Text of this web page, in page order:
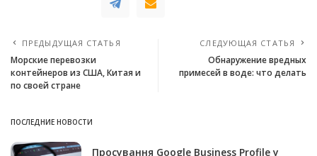
ПРЕДЫДУЩАЯ СТАТЬЯ
Морские перевозки
контейнеров из США, Китая и
по своей стране
СЛЕДУЮЩАЯ СТАТЬЯ
Обнаружение вредных
примесей в воде: что делать
ПОСЛЕДНИЕ НОВОСТИ
Просування Google Business Profile у